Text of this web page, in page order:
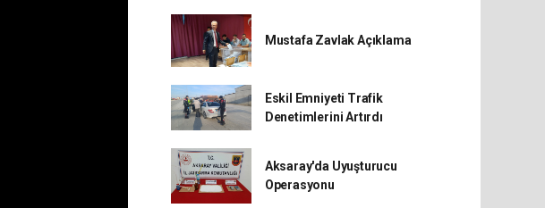
Mustafa Zavlak Açıklama
Eskil Emniyeti Trafik
Denetimlerini Artırdı
Aksaray'da Uyuşturucu
Operasyonu